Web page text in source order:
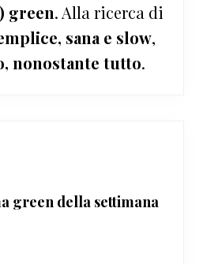
green. Alla ricerca di
sana e slow,
nonostante tutto.
green della settimana